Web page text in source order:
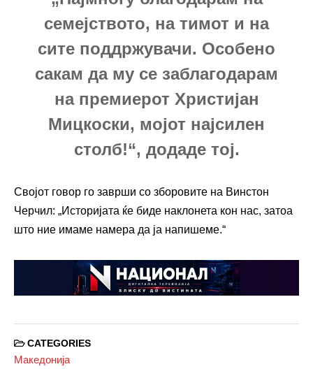
семејството, на тимот и на
сите поддржувачи. Особено
сакам да му се заблагодарам
на премиерот Христијан
Мицкоски, мојот најсилен
столб!“, додаде тој.
Својот говор го заврши со зборовите на Винстон
Черчил: „Историјата ќе биде наклонета кон нас, затоа
што ние имаме намера да ја напишеме.“
CATEGORIES
Македонија